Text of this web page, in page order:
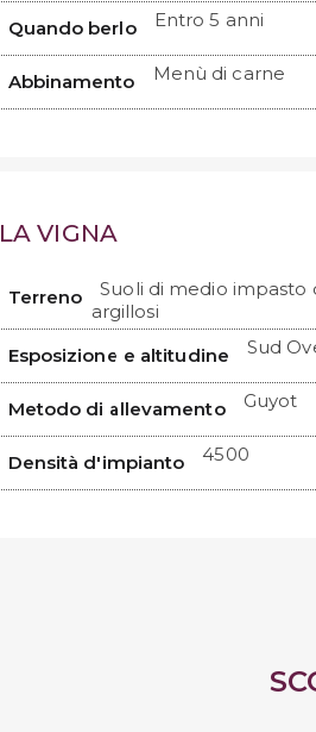
Quando berlo Entro 5 anni
Abbinamento Menù di carne
LA VIGNA
Terreno
Suoli di medio impasto
argillosi
Esposizione e altitudine
Sud
Metodo di allevamento Guyot
Densità d'impianto 4500